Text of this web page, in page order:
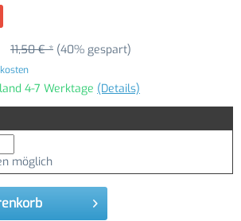
11,50 € * (40% gespart)
4-7 Werktage (Details)
möglich